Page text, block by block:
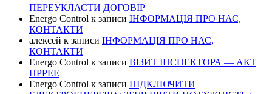
ПЕРЕУКЛАСТИ ДОГОВІР
Energo Control к записи ІНФОРМАЦІЯ ПРО НАС,
КОНТАКТИ
алексей к записи ІНФОРМАЦІЯ ПРО НАС,
КОНТАКТИ
Energo Control к записи ВІЗИТ ІНСПЕКТОРА — АКТ
ПРРЕЕ
Energo Control к записи ПІДКЛЮЧИТИ